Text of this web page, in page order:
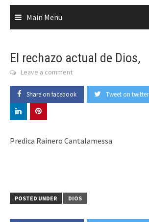
Main Menu
El rechazo actual de Dios,
Leave a comment
Share on facebook Tweet on twitter
Predica Rainero Cantalamessa
POSTED UNDER DIOS